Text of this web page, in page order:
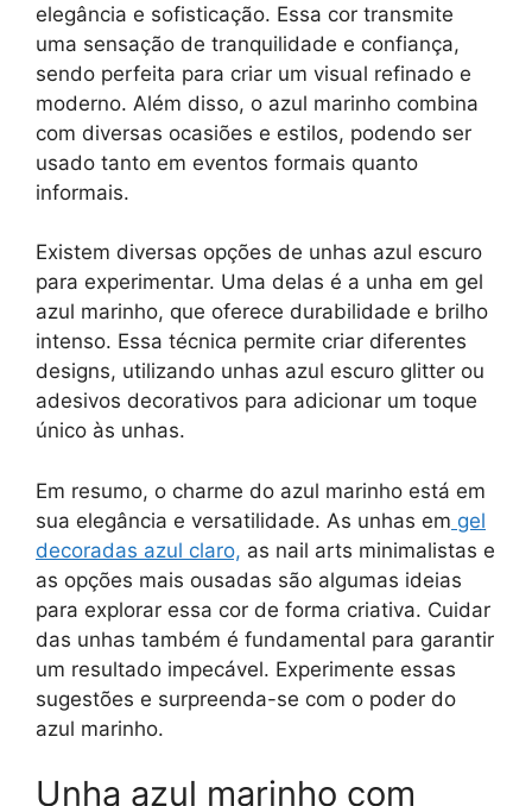
elegância e sofisticação. Essa cor transmite
uma sensação de tranquilidade e confiança,
sendo perfeita para criar um visual refinado e
moderno. Além disso, o azul marinho combina
com diversas ocasiões e estilos, podendo ser
usado tanto em eventos formais quanto
informais.
Existem diversas opções de unhas azul escuro
para experimentar. Uma delas é a unha em gel
azul marinho, que oferece durabilidade e brilho
intenso. Essa técnica permite criar diferentes
designs, utilizando unhas azul escuro glitter ou
adesivos decorativos para adicionar um toque
único às unhas.
Em resumo, o charme do azul marinho está em
sua elegância e versatilidade. As unhas em gel
decoradas azul claro, as nail arts minimalistas e
as opções mais ousadas são algumas ideias
para explorar essa cor de forma criativa. Cuidar
das unhas também é fundamental para garantir
um resultado impecável. Experimente essas
sugestões e surpreenda-se com o poder do
azul marinho.
Unha azul marinho com